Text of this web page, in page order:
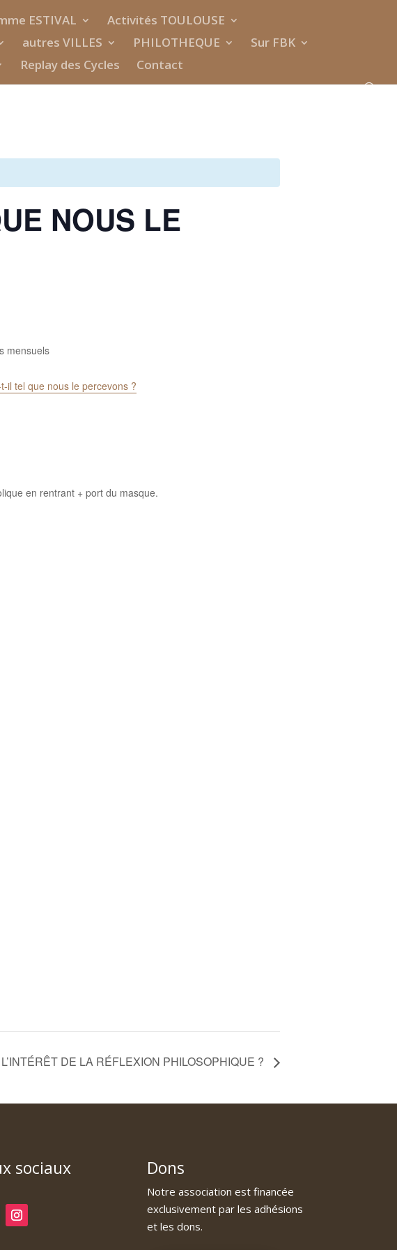
ESTIVAL
Activités TOULOUSE
autres VILLES PHILOTHEQUE
Sur FBK
Replay des Cycles Contact
NOUS LE
mensuels
il tel que nous le percevons ?
en rentrant + port du masque.
DE LA RÉFLEXION PHILOSOPHIQUE ?
sociaux Dons
Notre association est financée
exclusivement par les adhésions
et les dons.